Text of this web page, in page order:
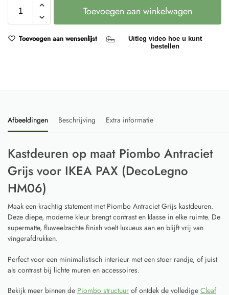
Toevoegen aan winkelwagen
Toevoegen aan wensenlijst
Uitleg video hoe u kunt
bestellen
Afbeeldingen Beschrijving Extra informatie
Kastdeuren op maat Piombo Antraciet
Grijs voor IKEA PAX (DecoLegno
HM06)
Maak een krachtig statement met Piombo Antraciet Grijs kastdeuren.
Deze diepe, moderne kleur brengt contrast en klasse in elke ruimte. De
supermatte, fluweelzachte finish voelt luxueus aan en blijft vrij van
vingerafdrukken.
Perfect voor een minimalistisch interieur met een stoer randje, of juist
als contrast bij lichte muren en accessoires.
Bekijk meer binnen de Piombo structuur of ontdek de volledige Cleaf